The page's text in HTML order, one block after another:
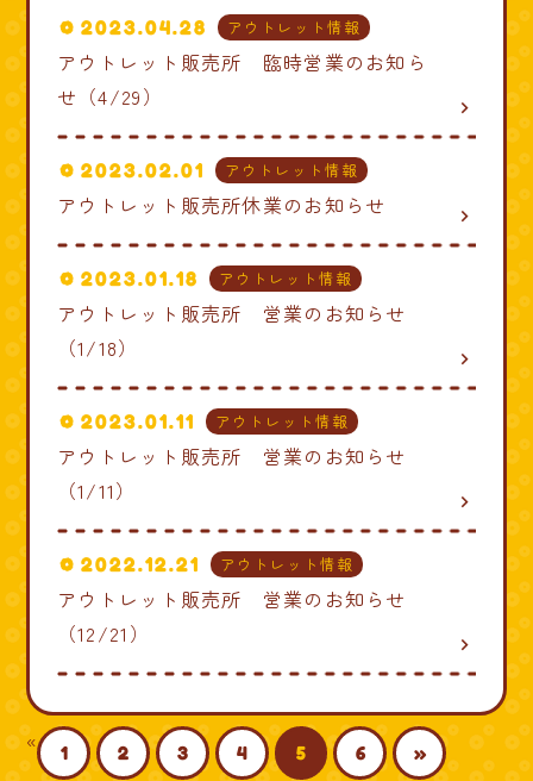
2023.04.28 アウトレット情報
アウトレット販売所 臨時営業のお知ら
せ（4/29）
navigate_next
2023.02.01 アウトレット情報
アウトレット販売所休業のお知らせ navigate_next
2023.01.18 アウトレット情報
アウトレット販売所 営業のお知らせ
（1/18）
navigate_next
2023.01.11 アウトレット情報
アウトレット販売所 営業のお知らせ
（1/11）
navigate_next
2022.12.21 アウトレット情報
アウトレット販売所 営業のお知らせ
（12/21）
navigate_next
« 1 2 3 4 5 6 »